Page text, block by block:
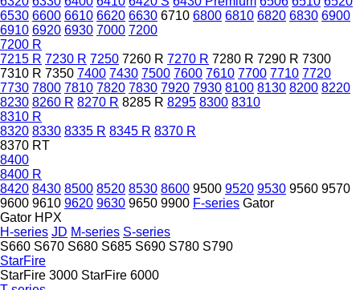
6530 6600 6610 6620 6630 6710 6800 6810 6820 6830 6900
6910 6920 6930 7000 7200
7200 R
7215 R 7230 R 7250 7260 R 7270 R 7280 R 7290 R 7300
7310 R 7350 7400 7430 7500 7600 7610 7700 7710 7720
7730 7800 7810 7820 7830 7920 7930 8100 8130 8200 8220
8230 8260 R 8270 R 8285 R 8295 8300 8310
8310 R
8320 8330 8335 R 8345 R 8370 R
8370 RT
8400
8400 R
8420 8430 8500 8520 8530 8600 9500 9520 9530 9560 9570
9600 9610 9620 9630 9650 9900 F-series Gator
Gator HPX
H-series JD M-series S-series
S660 S670 S680 S685 S690 S780 S790
StarFire
StarFire 3000 StarFire 6000